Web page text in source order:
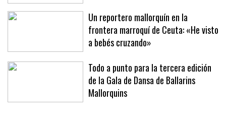
Un reportero mallorquín en la
frontera marroquí de Ceuta: «He visto
a bebés cruzando»
Todo a punto para la tercera edición
de la Gala de Dansa de Ballarins
Mallorquins